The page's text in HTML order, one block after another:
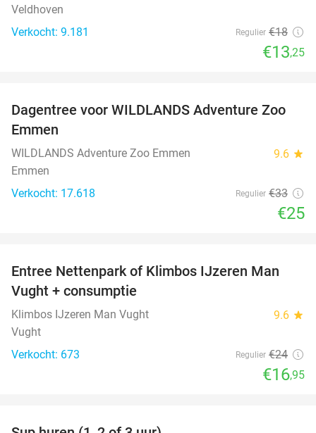
Veldhoven
Verkocht: 9.181
Regulier €18
€13,25
24%
Dagentree voor WILDLANDS Adventure Zoo
Emmen
WILDLANDS Adventure Zoo Emmen 9.6 star
Emmen
Verkocht: 17.618
Regulier €33
€25
29%
Entree Nettenpark of Klimbos IJzeren Man
Vught + consumptie
Klimbos IJzeren Man Vught 9.6 star
Vught
Verkocht: 673
Regulier €24
€16,95